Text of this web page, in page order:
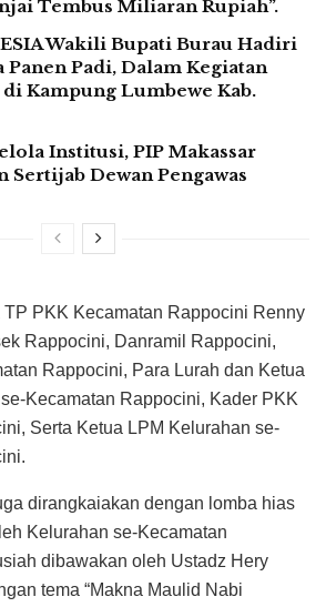
Tembus Miliaran Rupiah”.
Wakili Bupati Burau Hadiri
Panen Padi, Dalam Kegiatan
Kampung Lumbewe Kab.
Institusi, PIP Makassar
Sertijab Dewan Pengawas
PKK Kecamatan Rappocini Renny
Rappocini, Danramil Rappocini,
Rappocini, Para Lurah dan Ketua
Kecamatan Rappocini, Kader PKK
Serta Ketua LPM Kelurahan se-
dirangkaiakan dengan lomba hias
Kelurahan se-Kecamatan
dibawakan oleh Ustadz Hery
tema “Makna Maulid Nabi